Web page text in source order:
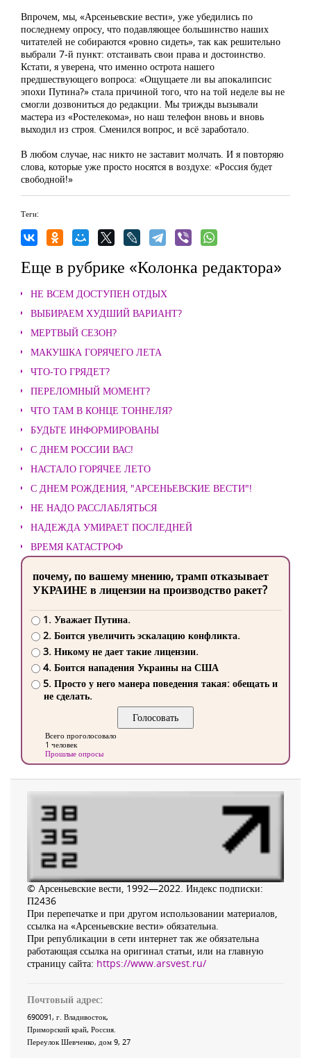
Впрочем, мы, «Арсеньевские вести», уже убедились по
последнему опросу, что подавляющее большинство наших
читателей не собираются «ровно сидеть», так как решительно
выбрали 7-й пункт: отстаивать свои права и достоинство.
Кстати, я уверена, что именно острота нашего
предшествующего вопроса: «Ощущаете ли вы апокалипсис
эпохи Путина?» стала причиной того, что на той неделе вы не
смогли дозвониться до редакции. Мы трижды вызывали
мастера из «Ростелекома», но наш телефон вновь и вновь
выходил из строя. Сменился вопрос, и всё заработало.
В любом случае, нас никто не заставит молчать. И я повторяю
слова, которые уже просто носятся в воздухе: «Россия будет
свободной!»
Теги:
Еще в рубрике «Колонка редактора»
НЕ ВСЕМ ДОСТУПЕН ОТДЫХ
ВЫБИРАЕМ ХУДШИЙ ВАРИАНТ?
МЕРТВЫЙ СЕЗОН?
МАКУШКА ГОРЯЧЕГО ЛЕТА
ЧТО-ТО ГРЯДЕТ?
ПЕРЕЛОМНЫЙ МОМЕНТ?
ЧТО ТАМ В КОНЦЕ ТОННЕЛЯ?
БУДЬТЕ ИНФОРМИРОВАНЫ
С ДНЕМ РОССИИ ВАС!
НАСТАЛО ГОРЯЧЕЕ ЛЕТО
С ДНЕМ РОЖДЕНИЯ, "АРСЕНЬЕВСКИЕ ВЕСТИ"!
НЕ НАДО РАССЛАБЛЯТЬСЯ
НАДЕЖДА УМИРАЕТ ПОСЛЕДНЕЙ
ВРЕМЯ КАТАСТРОФ
почему, по вашему мнению, трамп отказывает
УКРАИНЕ в лицензии на производство ракет?
1. Уважает Путина.
2. Боится увеличить эскалацию конфликта.
3. Никому не дает такие лицензии.
4. Боится нападения Украины на США
5. Просто у него манера поведения такая: обещать и
не сделать.
Всего проголосовало
1 человек
Прошлые опросы
© Арсеньевские вести, 1992—2022. Индекс подписки:
П2436
При перепечатке и при другом использовании материалов,
ссылка на «Арсеньевские вести» обязательна.
При републикации в сети интернет так же обязательна
работающая ссылка на оригинал статьи, или на главную
страницу сайта: https://www.arsvest.ru/
Почтовый адрес:
690091, г. Владивосток,
Приморский край, Россия
Переулок Шевченко, дом 9, 27